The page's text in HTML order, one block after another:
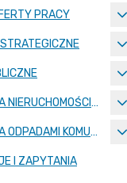
PRACY
GOSPODARKA NIERUCHOMOŚCIAMI
GOSPODARKA ODPADAMI KOMUNALNYMI
I ZAPYTANIA